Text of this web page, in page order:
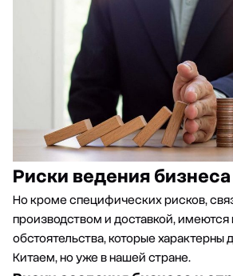
Риски ведения
Но кроме специфических рисков,
производством и доставкой,
обстоятельства, которые характерны
Китаем, но уже в нашей стране.